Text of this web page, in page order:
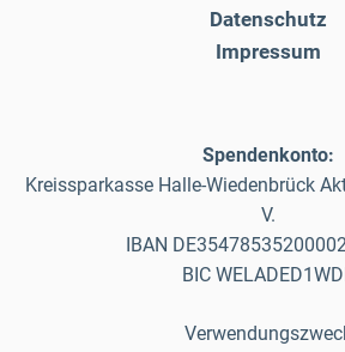
Datenschutz
Impressum
Spendenkonto:
Kreissparkasse Halle-Wiedenbrück
V.
IBAN
BIC